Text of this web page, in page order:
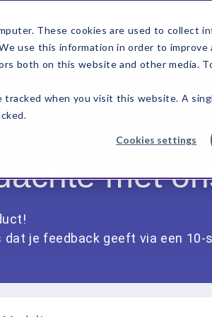
These cookies are used to collect
use this information in order to
both on this website and other media.
tracked when you visit this website. A
Cookies settings
met
je feedback geeft via een 10-